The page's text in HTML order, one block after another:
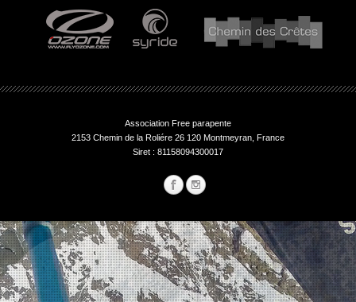
Association Free parapente
2153 Chemin de la Roliére 26 120 Montmeyran, France
Siret : 81158094300017